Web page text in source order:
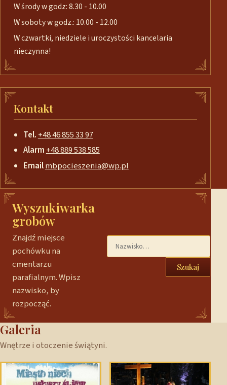
W środy w godz: 8.30 - 10.00
W soboty w godz.: 10.00 - 12.00
W czwartki, niedziele i uroczystości kancelaria
nieczynna!
Kontakt
Tel. +48 46 855 33 97
Alarm+48 889 538 585
Emailmbpocieszenia@wp.pl
Wyszukiwarka
grobów
Znajdź miejsce
pochówku na
cmentarzu
parafialnym. Wpisz
nazwisko, by
rozpocząć.
Szukaj
Galeria
Wnętrze i otoczenie świątyni.